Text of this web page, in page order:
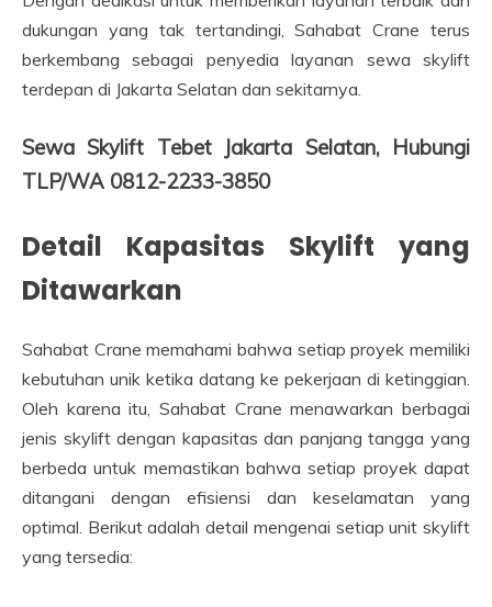
dukungan yang tak tertandingi, Sahabat Crane terus
berkembang sebagai penyedia layanan sewa skylift
terdepan di Jakarta Selatan dan sekitarnya.
Sewa Skylift Tebet Jakarta Selatan, Hubungi
TLP/WA 0812-2233-3850
Detail Kapasitas Skylift yang
Ditawarkan
Sahabat Crane memahami bahwa setiap proyek memiliki
kebutuhan unik ketika datang ke pekerjaan di ketinggian.
Oleh karena itu, Sahabat Crane menawarkan berbagai
jenis skylift dengan kapasitas dan panjang tangga yang
berbeda untuk memastikan bahwa setiap proyek dapat
ditangani dengan efisiensi dan keselamatan yang
optimal. Berikut adalah detail mengenai setiap unit skylift
yang tersedia: